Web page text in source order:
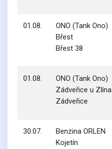
01.08.
ONO (Tank Ono)
Břest
Břest 38
01.08.
ONO (Tank Ono)
Zádveřice u Zlína
Zádveřice
30.07.
Benzina ORLEN
Kojetín